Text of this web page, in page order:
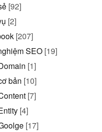
[92]
[2]
[207]
SEO [19]
[1]
bản [10]
[7]
[4]
[17]